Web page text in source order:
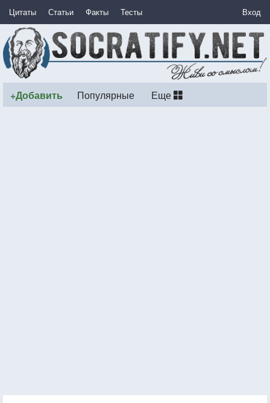
Цитаты Статьи Факты Тесты Вход
+Добавить Популярные Еще